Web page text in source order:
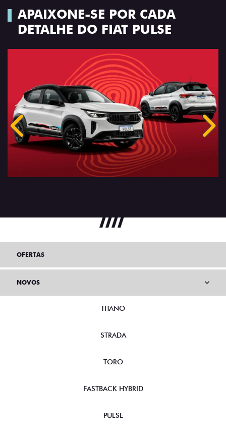
APAIXONE-SE POR CADA
DETALHE DO FIAT PULSE
Anterior
OFERTAS
NOVOS
TITANO
STRADA
TORO
FASTBACK HYBRID
PULSE